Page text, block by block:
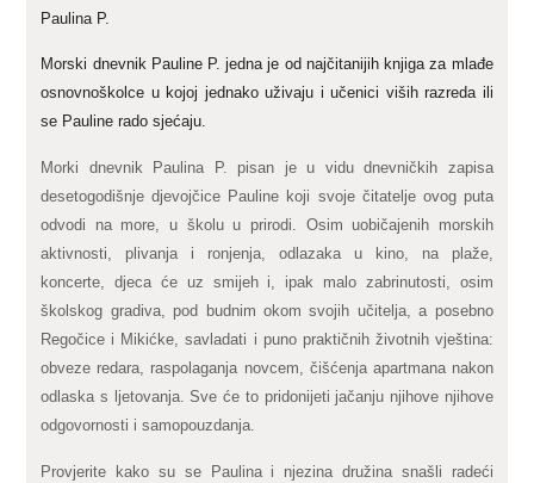
Paulina P.
Morski dnevnik Pauline P. jedna je od najčitanijih knjiga za mlađe
osnovnoškolce u kojoj jednako uživaju i učenici viših razreda ili
se Pauline rado sjećaju.
Morki dnevnik Paulina P. pisan je u vidu dnevničkih zapisa
desetogodišnje djevojčice Pauline koji svoje čitatelje ovog puta
odvodi na more, u školu u prirodi. Osim uobičajenih morskih
aktivnosti, plivanja i ronjenja, odlazaka u kino, na plaže,
koncerte, djeca će uz smijeh i, ipak malo zabrinutosti, osim
školskog gradiva, pod budnim okom svojih učitelja, a posebno
Regočice i Mikićke, savladati i puno praktičnih životnih vještina:
obveze redara, raspolaganja novcem, čišćenja apartmana nakon
odlaska s ljetovanja. Sve će to pridonijeti jačanju njihove njihove
odgovornosti i samopouzdanja.
Provjerite kako su se Paulina i njezina družina snašli radeći